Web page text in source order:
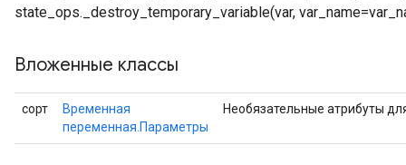
state_ops._destroy_temporary_variable(var,
Вложенные классы
сорт
Временная
переменная.Параметры
Необязательные атрибуты